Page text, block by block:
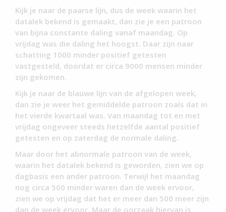
Kijk je naar de paarse lijn, dus de week waarin het
datalek bekend is gemaakt, dan zie je een patroon
van bijna constante daling vanaf maandag. Op
vrijdag was die daling het hoogst. Daar zijn naar
schatting 1000 minder positief getesten
vastgesteld, doordat er circa 9000 mensen minder
zijn gekomen.
Kijk je naar de blauwe lijn van de afgelopen week,
dan zie je weer het gemiddelde patroon zoals dat in
het vierde kwartaal was. Van maandag tot en met
vrijdag ongeveer steeds hetzelfde aantal positief
getesten en op zaterdag de normale daling.
Maar door het abnormale patroon van de week,
waarin het datalek bekend is geworden, zien we op
dagbasis een ander patroon. Terwijl het maandag
nog circa 500 minder waren dan de week ervoor,
zien we op vrijdag dat het er meer dan 500 meer zijn
dan de week ervoor. Maar de oorzaak hiervan is,